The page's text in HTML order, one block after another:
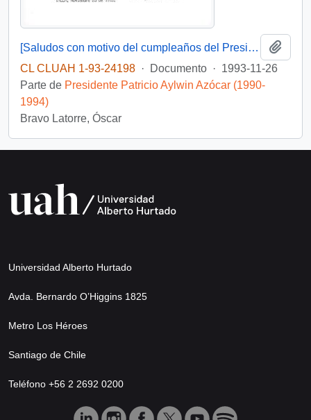
[Saludos con motivo del cumpleaños del Presidente]
CL CLUAH 1-93-24198 · Documento · 1993-11-26
Parte de Presidente Patricio Aylwin Azócar (1990-
1994)
Bravo Latorre, Óscar
Universidad Alberto Hurtado
Avda. Bernardo O’Higgins 1825
Metro Los Héroes
Santiago de Chile
Teléfono +56 2 2692 0200